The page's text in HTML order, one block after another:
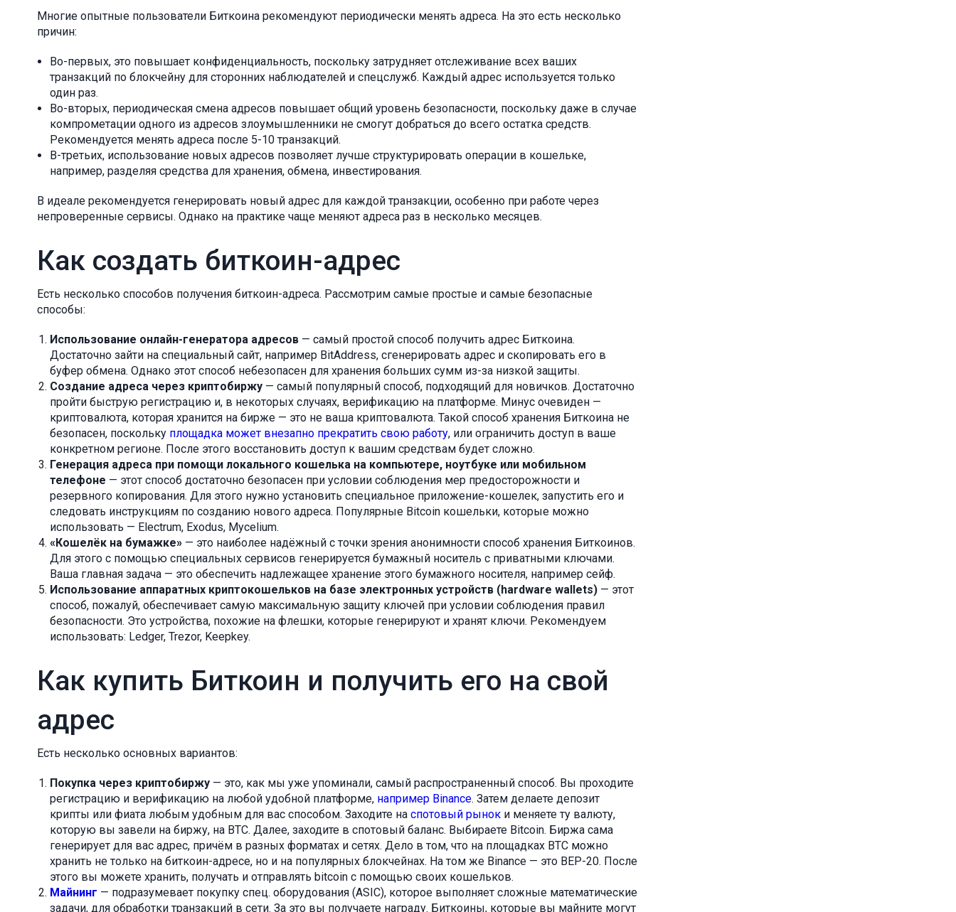
Многие опытные пользователи Биткоина рекомендуют периодически менять адреса. На это есть несколько
причин:
Во-первых, это повышает конфиденциальность, поскольку затрудняет отслеживание всех ваших
транзакций по блокчейну для сторонних наблюдателей и спецслужб. Каждый адрес используется только
один раз.
Во-вторых, периодическая смена адресов повышает общий уровень безопасности, поскольку даже в случае
компрометации одного из адресов злоумышленники не смогут добраться до всего остатка средств.
Рекомендуется менять адреса после 5-10 транзакций.
В-третьих, использование новых адресов позволяет лучше структурировать операции в кошельке,
например, разделяя средства для хранения, обмена, инвестирования.
В идеале рекомендуется генерировать новый адрес для каждой транзакции, особенно при работе через
непроверенные сервисы. Однако на практике чаще меняют адреса раз в несколько месяцев.
Как создать биткоин-адрес
Есть несколько способов получения биткоин-адреса. Рассмотрим самые простые и самые безопасные
способы:
Использование онлайн-генератора адресов — самый простой способ получить адрес Биткоина.
Достаточно зайти на специальный сайт, например BitAddress, сгенерировать адрес и скопировать его в
буфер обмена. Однако этот способ небезопасен для хранения больших сумм из-за низкой защиты.
Создание адреса через криптобиржу — самый популярный способ, подходящий для новичков. Достаточно
пройти быструю регистрацию и, в некоторых случаях, верификацию на платформе. Минус очевиден —
криптовалюта, которая хранится на бирже — это не ваша криптовалюта. Такой способ хранения Биткоина не
безопасен, поскольку площадка может внезапно прекратить свою работу, или ограничить доступ в ваше
конкретном регионе. После этого восстановить доступ к вашим средствам будет сложно.
Генерация адреса при помощи локального кошелька на компьютере, ноутбуке или мобильном
телефоне — этот способ достаточно безопасен при условии соблюдения мер предосторожности и
резервного копирования. Для этого нужно установить специальное приложение-кошелек, запустить его и
следовать инструкциям по созданию нового адреса. Популярные Bitcoin кошельки, которые можно
использовать — Electrum, Exodus, Mycelium.
«Кошелёк на бумажке» — это наиболее надёжный с точки зрения анонимности способ хранения Биткоинов.
Для этого с помощью специальных сервисов генерируется бумажный носитель с приватными ключами.
Ваша главная задача — это обеспечить надлежащее хранение этого бумажного носителя, например сейф.
Использование аппаратных криптокошельков на базе электронных устройств (hardware wallets) — этот
способ, пожалуй, обеспечивает самую максимальную защиту ключей при условии соблюдения правил
безопасности. Это устройства, похожие на флешки, которые генерируют и хранят ключи. Рекомендуем
использовать: Ledger, Trezor, Keepkey.
Как купить Биткоин и получить его на свой
адрес
Есть несколько основных вариантов:
Покупка через криптобиржу — это, как мы уже упоминали, самый распространенный способ. Вы проходите
регистрацию и верификацию на любой удобной платформе, например Binance. Затем делаете депозит
крипты или фиата любым удобным для вас способом. Заходите на спотовый рынок и меняете ту валюту,
которую вы завели на биржу, на BTC. Далее, заходите в спотовый баланс. Выбираете Bitcoin. Биржа сама
генерирует для вас адрес, причём в разных форматах и сетях. Дело в том, что на площадках BTC можно
хранить не только на биткоин-адресе, но и на популярных блокчейнах. На том же Binance — это BEP-20. После
этого вы можете хранить, получать и отправлять bitcoin с помощью своих кошельков.
Майнинг — подразумевает покупку спец. оборудования (ASIC), которое выполняет сложные математические
задачи, для обработки транзакций в сети. За это вы получаете награду. Биткоины, которые вы майните могут